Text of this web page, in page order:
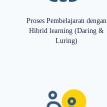
Proses Pembelajaran dengan
Hibrid learning (Daring &
Luring)